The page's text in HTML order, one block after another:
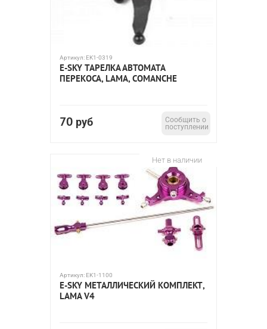
Артикул: EK1-0319
E-SKY ТАРЕЛКА АВТОМАТА
ПЕРЕКОСА, LAMA, COMANCHE
70 руб
Сообщить о
поступлении
Нет в наличии
Артикул: EK1-1100
E-SKY МЕТАЛЛИЧЕСКИЙ КОМПЛЕКТ,
LAMA V4